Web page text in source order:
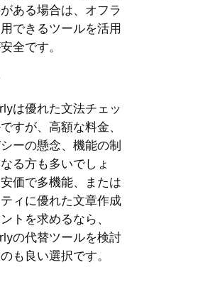
ある場合は、オフラ
できるツールを活用
全です。
は優れた文法チェッ
すが、高額な料金、
ーの懸念、機能の制
る方も多いでしょ
価で多機能、または
ィに優れた文章作成
トを求めるなら、
の代替ツールを検討
も良い選択です。